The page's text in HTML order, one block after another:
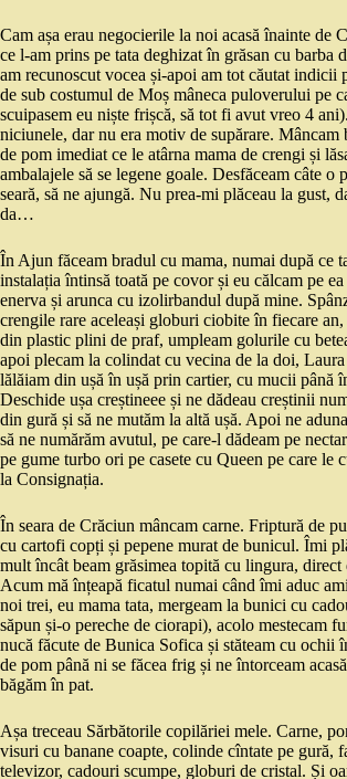
Cam așa erau negocierile la noi acasă înainte de
ce l-am prins pe tata deghizat în grăsan cu barba
am recunoscut vocea și-apoi am tot căutat indicii
de sub costumul de Moș mâneca puloverului pe
scuipasem eu niște frișcă, să tot fi avut vreo 4
niciunele, dar nu era motiv de supărare. Mâncam
de pom imediat ce le atârna mama de crengi și
ambalajele să se legene goale. Desfăceam câte o
seară, să ne ajungă. Nu prea-mi plăceau la gust,
da…
În Ajun făceam bradul cu mama, numai după ce
instalația întinsă toată pe covor și eu călcam pe ea
enerva și arunca cu izolirbandul după mine.
crengile rare aceleași globuri ciobite în fiecare
din plastic plini de praf, umpleam golurile cu
apoi plecam la colindat cu vecina de la doi,
lălăiam din ușă în ușă prin cartier, cu mucii până
Deschide ușa creștineee și ne dădeau creștinii
din gură și să ne mutăm la altă ușă. Apoi ne
să ne numărăm avutul, pe care-l dădeam pe
pe gume turbo ori pe casete cu Queen pe care le
la Consignația.
În seara de Crăciun mâncam carne. Friptură de
cu cartofi copți și pepene murat de bunicul. Îmi
mult încât beam grăsimea topită cu lingura, direct
Acum mă înțeapă ficatul numai când îmi aduc
noi trei, eu mama tata, mergeam la bunici cu
săpun și-o pereche de ciorapi), acolo mestecam
nucă făcute de Bunica Sofica și stăteam cu ochii
de pom până ni se făcea frig și ne întorceam
băgăm în pat.
Așa treceau Sărbătorile copilăriei mele. Carne,
visuri cu banane coapte, colinde cîntate pe gură,
televizor, cadouri scumpe, globuri de cristal. Și